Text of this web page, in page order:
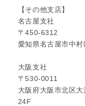
【その他支店】
名古屋支社
〒450-6312
愛知県名古屋市中
大阪支社
〒530-0011
大阪府大阪市北区
24F